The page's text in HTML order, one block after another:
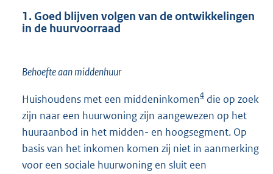
1. Goed blijven volgen van de ontwikkelingen
in de huurvoorraad
Behoefte aan middenhuur
Huishoudens met een middeninkomen4 die op zoek
zijn naar een huurwoning zijn aangewezen op het
huuraanbod in het midden- en hoogsegment. Op
basis van het inkomen komen zij niet in aanmerking
voor een sociale huurwoning en sluit een